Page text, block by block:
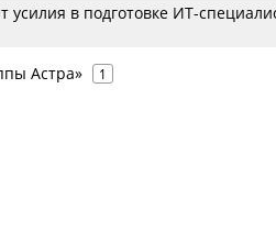
в подготовке ИТ-
Астра» 1